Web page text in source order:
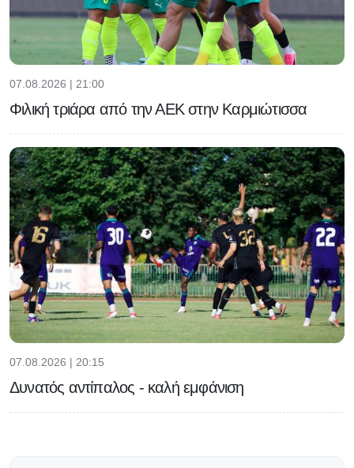
07.08.2026 | 21:00
Φιλική τριάρα από την ΑΕΚ στην Καρμιώτισσα
07.08.2026 | 20:15
Δυνατός αντίπαλος - καλή εμφάνιση